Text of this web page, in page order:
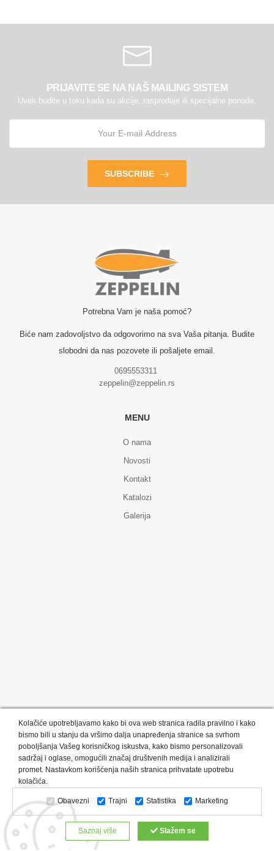
PRIJAVITE SE NA NAŠ MAILING SISTEM
Uvek budite u toku kada su akcije, rasprodaje ili specijalne ponude.
SUBSCRIBE
Potrebna Vam je naša pomoć?
Biće nam zadovoljstvo da odgovorimo na sva Vaša pitanja. Budite
slobodni da nas pozovete ili pošaljete email.
0695553311
zeppelin@zeppelin.rs
MENU
O nama
Novosti
Kontakt
Katalozi
Galerija
Kategorije proizvoda: Olovke i markeri
Privesci i trakice
Upaljači
USB Tehnologija Tekstil
Kačketi i kape
Notesi i rokovnici
Kancelarija Satovi
Kišobrani
Torbe i putovanja
Kuhinjski setovi
Alati i oprema
Relaksacija, lepota i zdravlje
Kalendari
Custom proizvodi
Digitalna štampa
Kolačiće upotrebljavamo kako bi ova web stranica radila pravilno i kako
bismo bili u stanju da vršimo dalja unapređenja stranice sa svrhom
poboljšanja Vašeg korisničkog iskustva, kako bismo personalizovali
sadržaj i oglase, omogućili značaj društvenih medija i analizirali
promet. Nastavkom korišćenja naših stranica prihvatate upotrebu
kolačića.
Obavezni Trajni Statistika Marketing
Saznaj više Slažem se